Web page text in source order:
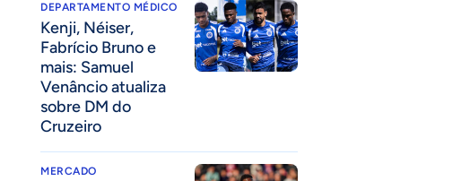
DEPARTAMENTO MÉDICO
Kenji, Néiser,
Fabrício Bruno e
mais: Samuel
Venâncio atualiza
sobre DM do
Cruzeiro
MERCADO